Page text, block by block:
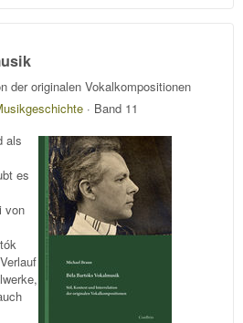
der originalen Vokalkompositionen
· Band 11
als
es
von